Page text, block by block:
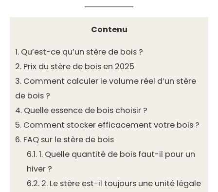
Contenu
1. Qu’est-ce qu’un stère de bois ?
2. Prix du stère de bois en 2025
3. Comment calculer le volume réel d’un stère
de bois ?
4. Quelle essence de bois choisir ?
5. Comment stocker efficacement votre bois ?
6. FAQ sur le stère de bois
6.1.1. Quelle quantité de bois faut-il pour un
hiver ?
6.2. 2. Le stère est-il toujours une unité légale